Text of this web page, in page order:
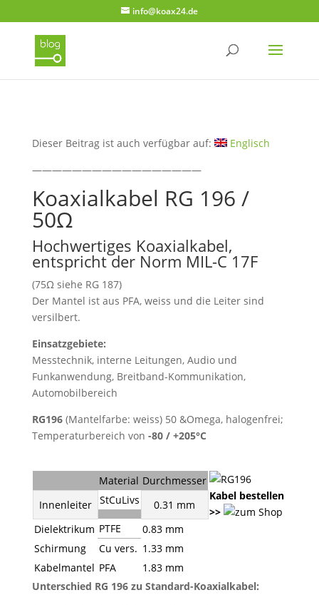
info@koax24.de
Dieser Beitrag ist auch verfügbar auf:
Englisch
—————————————————
Koaxialkabel RG 196 /
50Ω
Hochwertiges Koaxialkabel,
entspricht der Norm MIL-C 17F
(75Ω siehe RG 187)
Der Mantel ist aus PFA, weiss und die Leiter sind
versilbert.
Einsatzgebiete:
Messtechnik, interne Leitungen, Audio und
Funkanwendung, Breitband-Kommunikation,
Automobilbereich
RG196(Mantelfarbe: weiss) 50 &Omega, halogenfrei;
Temperaturbereich von -80 / +205°C
Material Durchmesser
Innenleiter StCuLivs
0.31 mm
Dielektrikum PTFE
0.83 mm
Schirmung
Cu vers. 1.33 mm
Kabelmantel PFA 1.83 mm
Kabel bestellen
>>
Unterschied RG 196 zu Standard-Koaxialkabel: